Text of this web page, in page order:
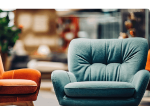
um den Sessel zu finden, der
Interieur einfügt, ohne den Raum
Sie Ihre Dekoration mit
Komfort und ausgewogene